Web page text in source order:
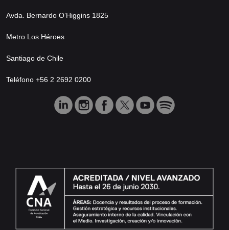
Avda. Bernardo O’Higgins 1825
Metro Los Héroes
Santiago de Chile
Teléfono +56 2 2692 0200